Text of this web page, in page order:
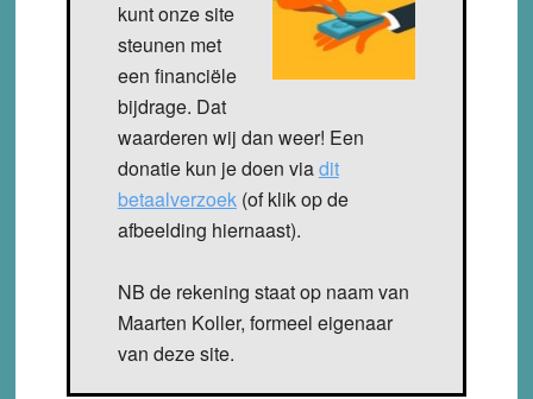
kunt onze site
steunen met
een financiële
bijdrage. Dat
waarderen wij dan weer! Een
donatie kun je doen viadit
betaalverzoek(of klik op de
afbeelding hiernaast).
NB de rekening staat op naam van
Maarten Koller, formeel eigenaar
van deze site.